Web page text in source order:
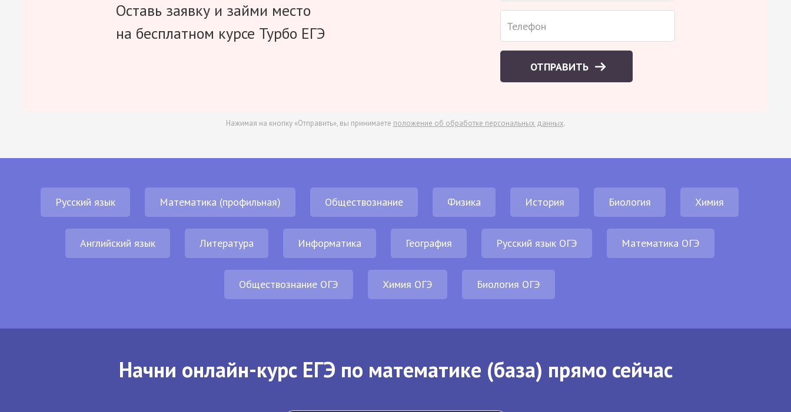
Оставь заявку и займи место
на бесплатном курсе Турбо ЕГЭ
ОТПРАВИТЬ
Нажимая на кнопку «Отправить», вы принимаете положение об обработке персональных данных.
Русский язык Математика (профильная) Обществознание Физика История Биология Химия
Английский язык Литература Информатика География Русский язык ОГЭ Математика ОГЭ
Обществознание ОГЭ Химия ОГЭ Биология ОГЭ
Начни онлайн-курс ЕГЭ по математике (база) прямо сейчас